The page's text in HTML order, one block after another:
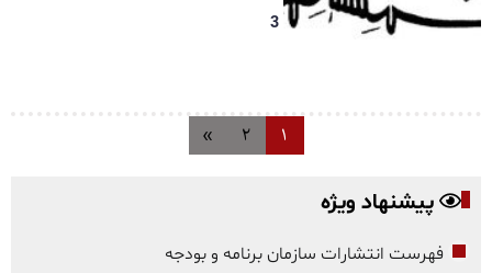
3
1
2
»
پیشنهاد ویژه
فهرست انتشارات سازمان برنامه و بودجه